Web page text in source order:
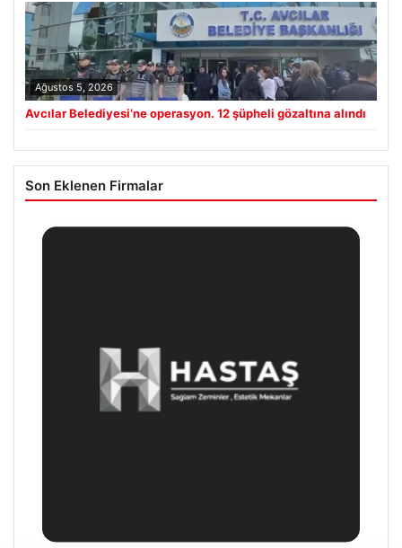
Ağustos 5, 2026
Avcılar Belediyesi’ne operasyon. 12 şüpheli gözaltına alındı
Son Eklenen Firmalar